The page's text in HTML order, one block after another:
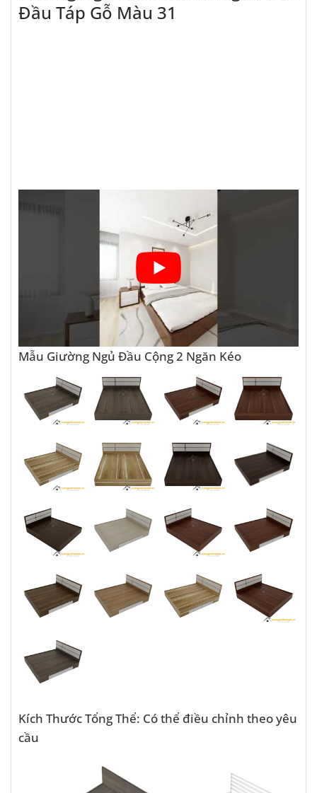
Đầu Táp Gỗ Màu 31
Mẫu Giường Ngủ Đầu Cộng 2 Ngăn Kéo
Kích Thước Tổng Thể: Có thể điều chỉnh theo yêu
cầu